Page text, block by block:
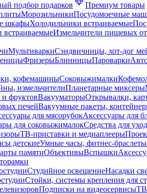
подбор подарков
Премиум товары
МорозильникиПосудомоечные
шкафыХолодильники встраиваемые
Измельчители пищевых
МультиваркиСэндвичницы, хот-дог
ФризерыБлинницыПароварки
кофемашиныСоковыжималки
измельчителиПланетарные миксеры
фруктовВакууматорыОткрывалки,
печейВакуумные пакеты,
для мясорубокАксессуары для
для соковыжималокСредства для
ТВ-приставки и медиаплееры
детскиеУмные часы, фитнес-браслеты
памятиОбъективыВспышки
Студийное освещениеНасадки
Стойки, системы крепления для
Подписки на видеосервисы